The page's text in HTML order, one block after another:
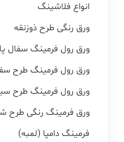
انواع فلاشینگ
ورق رنگی طرح ذوزنقه
ورق رول فرمینگ سفال
ورق رول فرمینگ طرح
ورق رول فرمینگ طرح
ورق فرمینگ رنگی طرح
فرمینگ دامپا (لمبه)